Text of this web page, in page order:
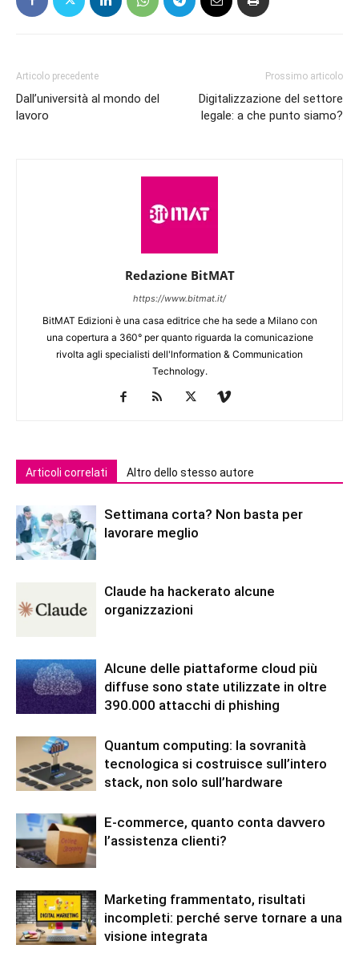
Articolo precedente
Dall’università al mondo del
lavoro
Prossimo articolo
Digitalizzazione del settore
legale: a che punto siamo?
Redazione BitMAT
https://www.bitmat.it/
BitMAT Edizioni è una casa editrice che ha sede a Milano con
una copertura a 360° per quanto riguarda la comunicazione
rivolta agli specialisti dell'lnformation & Communication
Technology.
Articoli correlati Altro dello stesso autore
Settimana corta? Non basta per
lavorare meglio
Claude ha hackerato alcune
organizzazioni
Alcune delle piattaforme cloud più
diffuse sono state utilizzate in oltre
390.000 attacchi di phishing
Quantum computing: la sovranità
tecnologica si costruisce sull’intero
stack, non solo sull’hardware
E-commerce, quanto conta davvero
l’assistenza clienti?
Marketing frammentato, risultati
incompleti: perché serve tornare a una
visione integrata